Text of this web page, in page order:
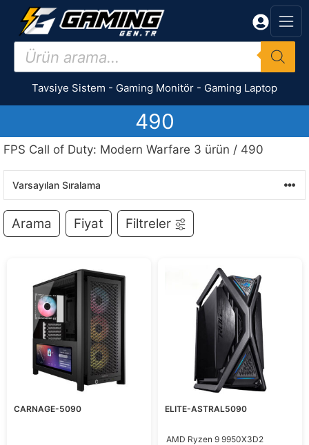
İçeriğe
Products
search
Tavsiye Sistem - Gaming Monitör - Gaming Laptop
490
FPS Call of Duty: Modern Warfare 3 ürün / 490
Arama Fiyat Filtreler
CARNAGE-5090 ELITE-ASTRAL5090
AMD Ryzen 9 9950X3D2